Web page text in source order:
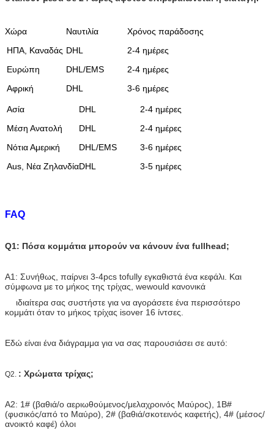
3.No χημική διαδικασία
5.Thick bottom$cuticle
6.No σκόρπισμα tangle&no
7.100% αρχική παρθένα remy τρίχα
8.Keep κύμα/σγουρός μετά από την πλύση
Χώρα Ναυτιλία
Χρόνος παράδοσης
ΗΠΑ, Καναδάς DHL
2-4 ημέρες
Ευρώπη
DHL/EMS
2-4 ημέρες
Αφρική
DHL 3-6 ημέρες
Ασία DHL
2-4 ημέρες
Μέση Ανατολή
DHL
2-4 ημέρες
Νότια Αμερική
DHL/EMS
3-6 ημέρες
Aus, Νέα ΖηλανδίαDHL 3-5 ημέρες
FAQ
Q1: Πόσα κομμάτια μπορούν να κάνουν ένα fullhead;
Α1: Συνήθως, παίρνει 3-4pcs tofully εγκαθιστά ένα κεφάλι. Και
σύμφωνα με το μήκος της τρίχας, wewould κανονικά
ιδιαίτερα σας συστήστε για να αγοράσετε ένα περισσότερο
κομμάτι όταν το μήκος τρίχας isover 16 ίντσες.
Εδώ είναι ένα διάγραμμα για να σας παρουσιάσει σε αυτό:
Q2. : Χρώματα τρίχας;
A2: 1# (βαθιά/ο αεριωθούμενος/μελαχροινός Μαύρος), 1B#
(φυσικός/από το Μαύρο), 2# (βαθιά/σκοτεινός καφετής), 4# (μέσος/
ανοικτό καφέ) όλοι